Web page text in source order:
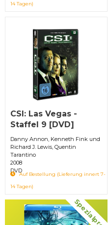
14 Tagen)
CSI: Las Vegas -
Staffel 9 [DVD]
Danny Annon, Kenneth Fink und
Richard J. Lewis, Quentin
Tarantino
2008
DVD
Auf Bestellung (Lieferung innert 7-
14 Tagen)
Spezialpreis